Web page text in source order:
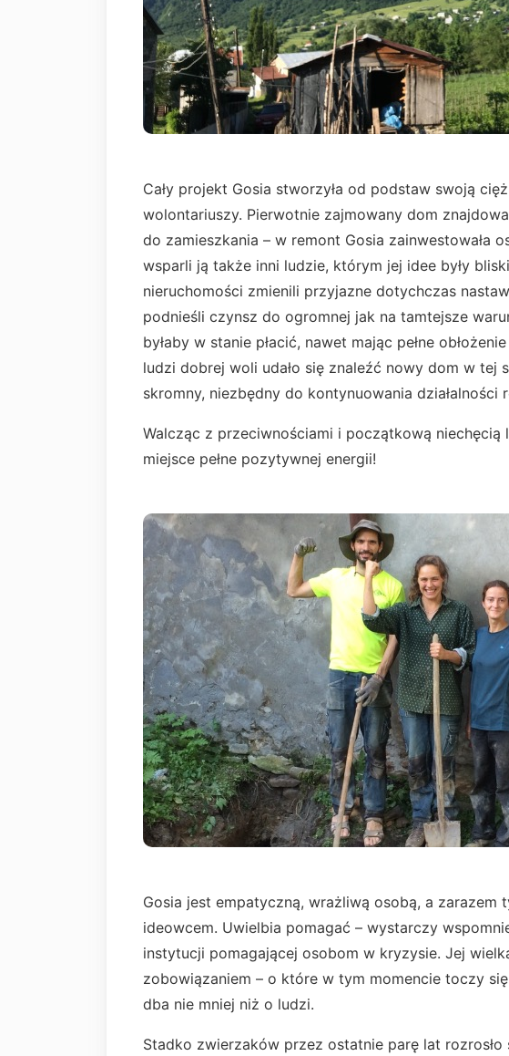
Cały projekt Gosia stworzyła od podstaw swoją
wolontariuszy. Pierwotnie zajmowany dom
do zamieszkania – w remont Gosia zainwestowała
wsparli ją także inni ludzie, którym jej idee były
nieruchomości zmienili przyjazne dotychczas
podnieśli czynsz do ogromnej jak na tamtejsze
byłaby w stanie płacić, nawet mając pełne
ludzi dobrej woli udało się znaleźć nowy dom w tej
skromny, niezbędny do kontynuowania działalności
Walcząc z przeciwnościami i początkową niechęcią
miejsce pełne pozytywnej energii!
Gosia jest empatyczną, wrażliwą osobą, a zarazem
ideowcem. Uwielbia pomagać – wystarczy
instytucji pomagającej osobom w kryzysie. Jej
zobowiązaniem – o które w tym momencie toczy
dba nie mniej niż o ludzi.
Stadko zwierzaków przez ostatnie parę lat rozrosło